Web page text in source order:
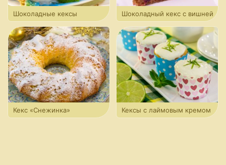
Шоколадные кексы
с карамельным кремом
Шоколадный кекс с вишней
Кекс «Снежинка» Кексы с лаймовым кремом